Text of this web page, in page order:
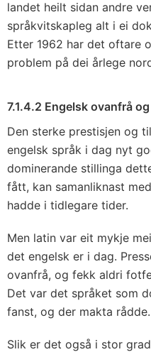
landet heilt sidan andre
språkvitskapleg alt i ei
Etter 1962 har det oftare
problem på dei årlege
7.1.4.2 Engelsk ovanfrå
Den sterke prestisjen og
engelsk språk i dag nyt
dominerande stillinga
fått, kan samanliknast
hadde i tidlegare tider.
Men latin var eit mykje
det engelsk er i dag.
ovanfrå, og fekk aldri
Det var det språket som
fanst, og der makta rådde.
Slik er det også i stor